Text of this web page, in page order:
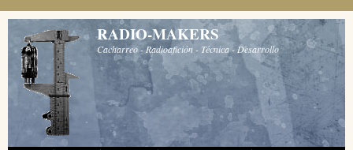
Pasar al contenido principal
RADIO-MAKERS
Cacharreo - Radioafición - Técnica - Desarrollo